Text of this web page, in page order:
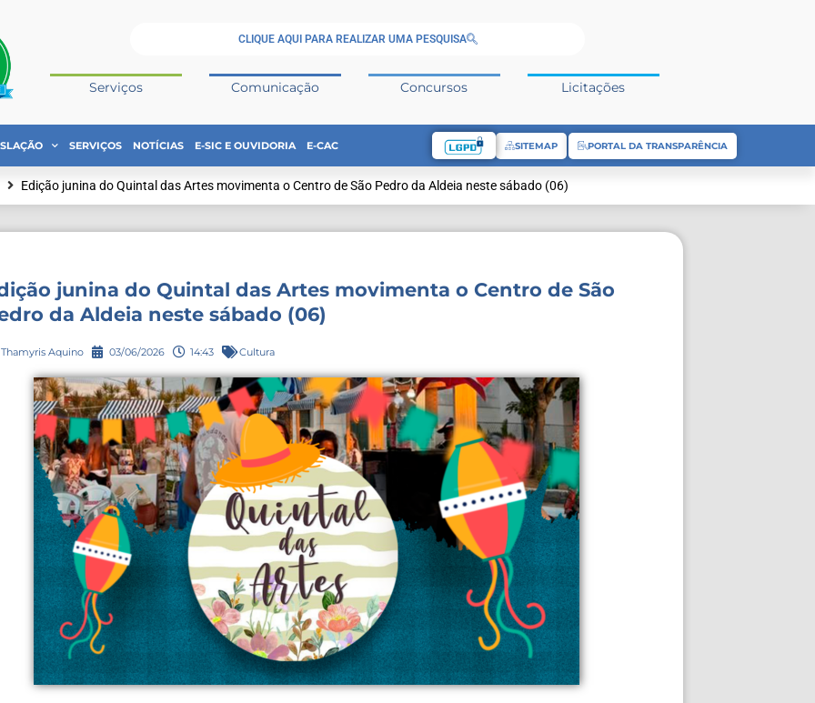
CLIQUE AQUI PARA REALIZAR UMA PESQUISA
Serviços Comunicação Concursos Licitações
SERVIÇOS NOTÍCIAS E-SIC E OUVIDORIA E-CAC SITEMAP PORTAL DA TRANSPARÊNCIA
Edição junina do Quintal das Artes movimenta o Centro de São Pedro da Aldeia neste sábado (06)
junina do Quintal das Artes movimenta o Centro de São
da Aldeia neste sábado (06)
Thamyris Aquino 03/06/2026 14:43 Cultura